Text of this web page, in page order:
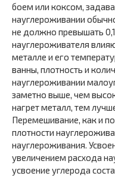
боем или коксом,
науглерожива­нии
не должно превышать
науглероживателя
металле и его
ванны, плотность и
науглероживании
заметно выше, чем
нагрет металл, тем
Перемешивание, как и
плотности
науглероживания.
увеличением расхода
усвоение углерода